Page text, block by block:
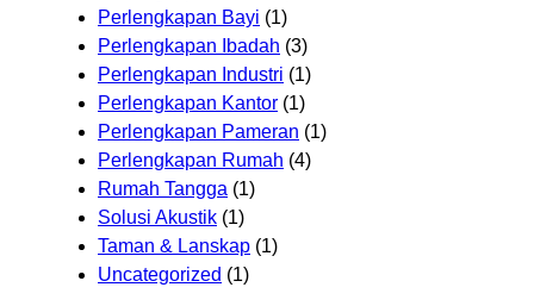
Perlengkapan Bayi (1)
Perlengkapan Ibadah (3)
Perlengkapan Industri (1)
Perlengkapan Kantor (1)
Perlengkapan Pameran (1)
Perlengkapan Rumah (4)
Rumah Tangga (1)
Solusi Akustik (1)
Taman & Lanskap (1)
Uncategorized (1)